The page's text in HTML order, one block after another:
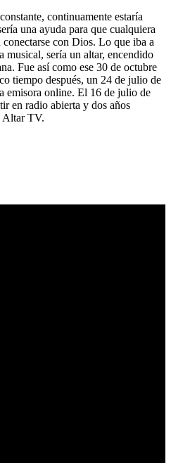
continuamente estaría
una ayuda para que cualquiera
con Dios. Lo que iba a
musical, sería un altar, encendido
Fue así como ese 30 de octubre
tiempo después, un 24 de julio de
emisora online. El 16 de julio de
en radio abierta y dos años
Altar TV.